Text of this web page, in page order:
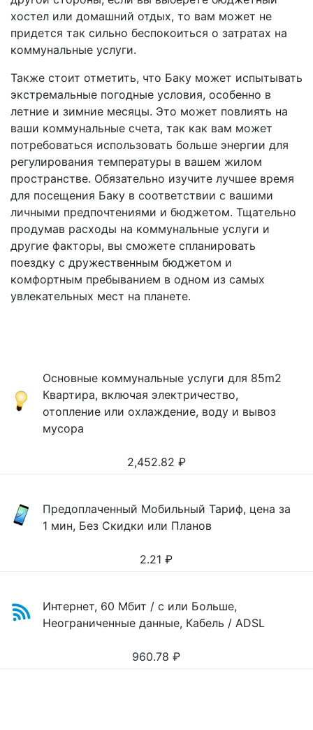
хостел или домашний отдых, то вам может не
придется так сильно беспокоиться о затратах на
коммунальные услуги.
Также стоит отметить, что Баку может испытывать
экстремальные погодные условия, особенно в
летние и зимние месяцы. Это может повлиять на
ваши коммунальные счета, так как вам может
потребоваться использовать больше энергии для
регулирования температуры в вашем жилом
пространстве. Обязательно изучите лучшее время
для посещения Баку в соответствии с вашими
личными предпочтениями и бюджетом. Тщательно
продумав расходы на коммунальные услуги и
другие факторы, вы сможете спланировать
поездку с дружественным бюджетом и
комфортным пребыванием в одном из самых
увлекательных мест на планете.
Основные коммунальные услуги для 85m2
Квартира, включая электричество,
отопление или охлаждение, воду и вывоз
мусора
2,452.82 ₽
Предоплаченный Мобильный Тариф, цена за
1 мин, Без Скидки или Планов
2.21 ₽
Интернет, 60 Мбит / с или Больше,
Неограниченные данные, Кабель / ADSL
960.78 ₽